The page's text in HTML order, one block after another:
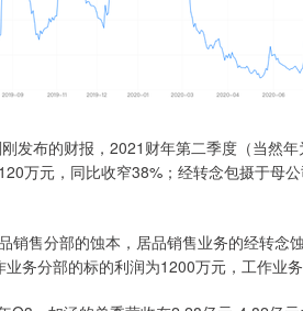
布的财报，2021财年第二季度（当然
万元，同比收窄38%；经转念包摄于母
售分部的蚀本，居品销售业务的经转念
务分部的标的利润为1200万元，工作业